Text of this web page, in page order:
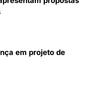
em projeto de